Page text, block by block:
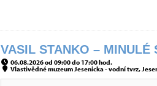
VASIL STANKO – MINULÉ
06.08.2026 od 09:00 do 17:00 hod.
Vlastivědné muzeum Jesenicka - vodní tvrz,